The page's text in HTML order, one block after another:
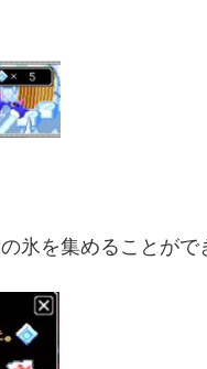
氷を集めることがで